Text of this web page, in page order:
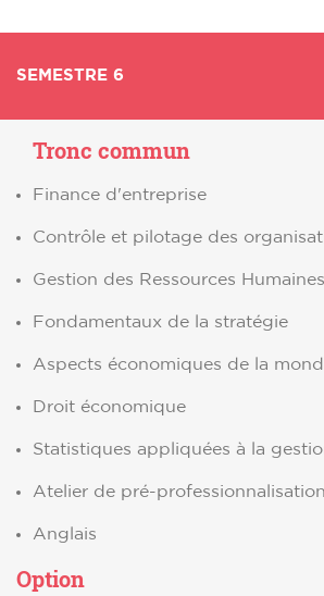
SEMESTRE 6
Tronc commun
Finance d'entreprise
Contrôle et pilotage des
Gestion des Ressources Humaines
Fondamentaux de la stratégie
Aspects économiques de la
Droit économique
Statistiques appliquées à la
Atelier de pré-professionnalisation
Anglais
Option